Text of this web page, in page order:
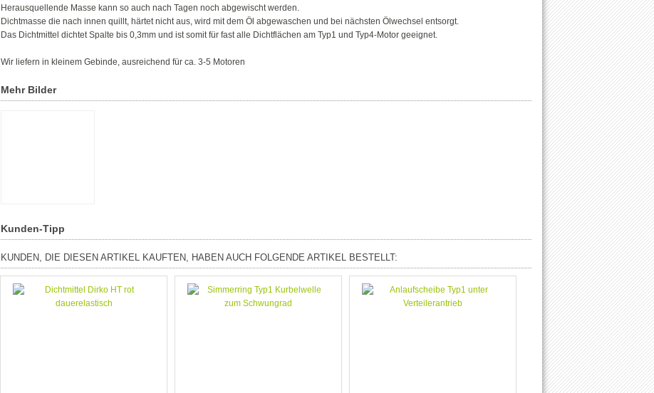
Herausquellende Masse kann so auch nach Tagen noch abgewischt werden.
Dichtmasse die nach innen quillt, härtet nicht aus, wird mit dem Öl abgewaschen und bei nächsten Ölwechsel entsorgt.
Das Dichtmittel dichtet Spalte bis 0,3mm und ist somit für fast alle Dichtflächen am Typ1 und Typ4-Motor geeignet.
Wir liefern in kleinem Gebinde, ausreichend für ca. 3-5 Motoren
Mehr Bilder
Kunden-Tipp
KUNDEN, DIE DIESEN ARTIKEL KAUFTEN, HABEN AUCH FOLGENDE ARTIKEL BESTELLT: